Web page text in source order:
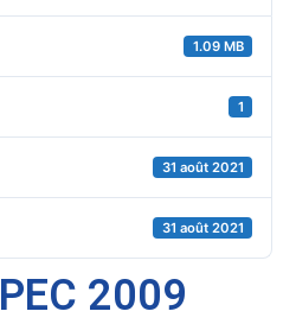
1.09 MB
1
31 août 2021
31 août 2021
2009